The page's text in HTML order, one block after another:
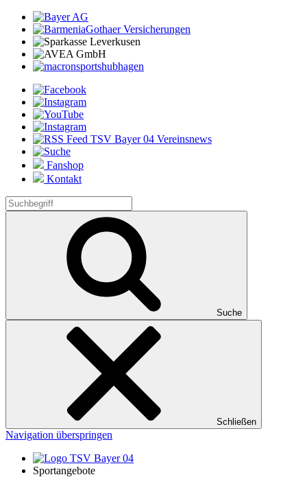
Fanshop
Kontakt
Suche
Schließen
Navigation überspringen
Sportangebote